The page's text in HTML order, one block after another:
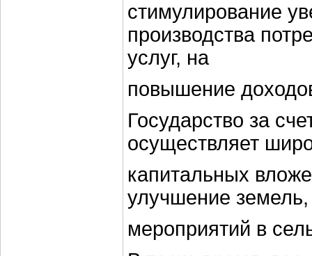
стимулирование
производства
услуг, на
повышение
Государство за
осуществляет
капитальных
улучшение
мероприятий в